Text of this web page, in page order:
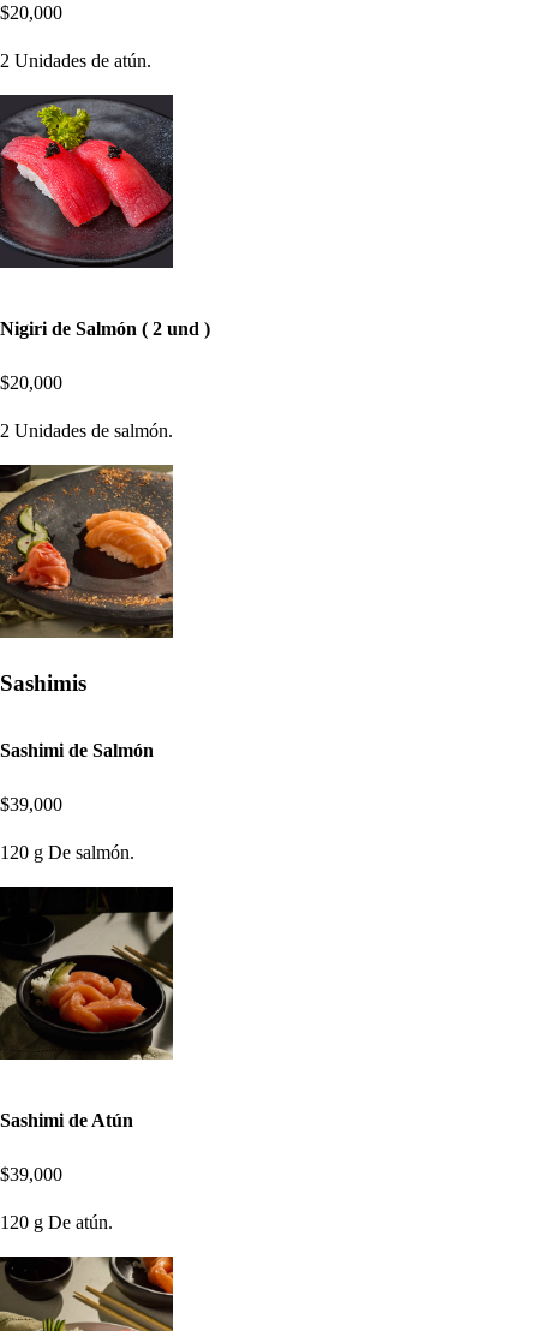
$20,000
2 Unidades de atún.
Nigiri de Salmón ( 2 und )
$20,000
2 Unidades de salmón.
Sashimis
Sashimi de Salmón
$39,000
120 g De salmón.
Sashimi de Atún
$39,000
120 g De atún.